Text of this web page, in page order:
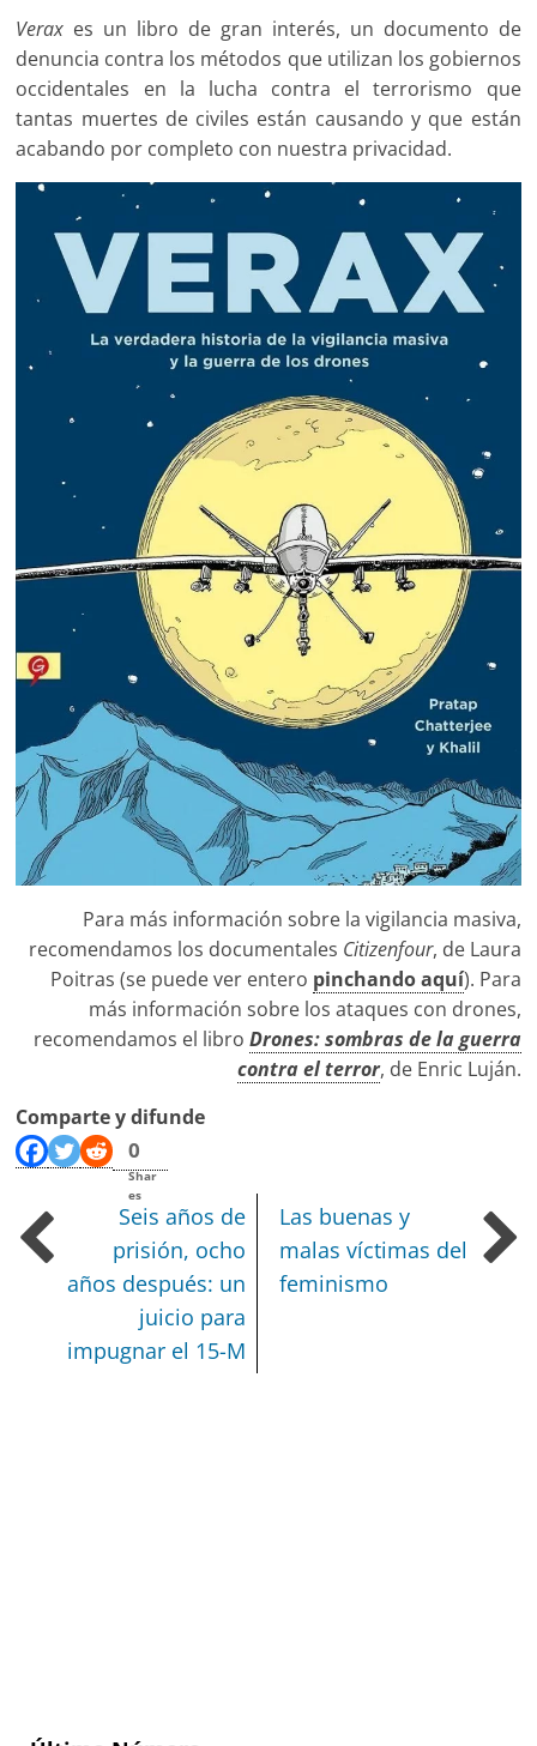
Verax es un libro de gran interés, un documento de
denuncia contra los métodos que utilizan los gobiernos
occidentales en la lucha contra el terrorismo que
tantas muertes de civiles están causando y que están
acabando por completo con nuestra privacidad.
Para más información sobre la vigilancia masiva,
recomendamos los documentales Citizenfour, de Laura
Poitras (se puede ver entero pinchando aquí). Para
más información sobre los ataques con drones,
recomendamos el libro Drones: sombras de la guerra
contra el terror, de Enric Luján.
Comparte y difunde
0
Shar
es
Seis años de
prisión, ocho
años después: un
juicio para
impugnar el 15-M
Las buenas y
malas víctimas del
feminismo